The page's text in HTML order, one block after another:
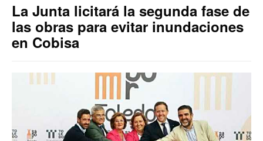
La Junta licitará la segunda fase de
las obras para evitar inundaciones
en Cobisa